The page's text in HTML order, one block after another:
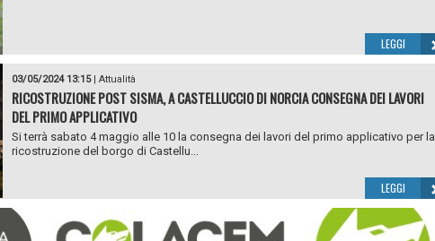
LEGGI
03/05/2024 13:15| Attualità
RICOSTRUZIONE POST SISMA, A CASTELLUCCIO DI NORCIA CONSEGNA DEI LAVORI
DEL PRIMO APPLICATIVO
Si terrà sabato 4 maggio alle 10 la consegna dei lavori del primo applicativo per la
ricostruzione del borgo di Castellu...
LEGGI